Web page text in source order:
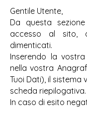
Gentile Utente,
Da questa
accesso al sito,
dimenticati.
Inserendo la
nella vostra
Tuoi Dati), il sistema
scheda riepilogativa.
In caso di esito